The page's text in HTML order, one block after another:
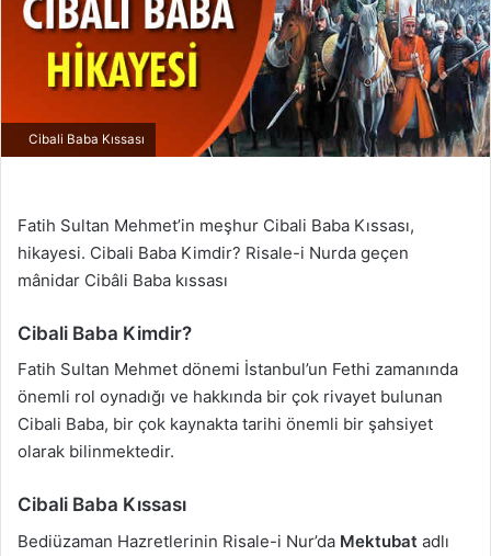
Cibali Baba Kıssası
Fatih Sultan Mehmet’in meşhur Cibali Baba Kıssası,
hikayesi. Cibali Baba Kimdir? Risale-i Nurda geçen
mânidar Cibâli Baba kıssası
Cibali Baba Kimdir?
Fatih Sultan Mehmet dönemi İstanbul’un Fethi zamanında
önemli rol oynadığı ve hakkında bir çok rivayet bulunan
Cibali Baba, bir çok kaynakta tarihi önemli bir şahsiyet
olarak bilinmektedir.
Cibali Baba Kıssası
Bediüzaman Hazretlerinin Risale-i Nur’da Mektubat adlı